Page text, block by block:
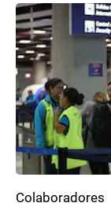
Colaboradores